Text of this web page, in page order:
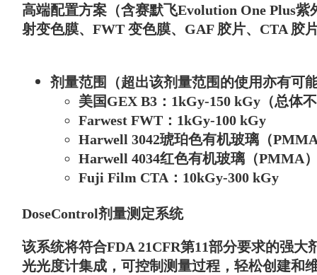
高端配置方案（含赛默飞Evolution One Plus紫
射变色膜、FWT 变色膜、GAF 胶片、CTA 胶
剂量范围
（超出该剂量范围的使用亦有可
美国GEX B3：1kGy-150 kGy（总体
Farwest FWT：1kGy-100 kGy
Harwell 3042琥珀色有机玻璃（
Harwell 4034红色有机玻璃（PMMA
Fuji Film CTA：10kGy-300 kGy
DoseControl剂量测定系统
该系统将符合FDA 21CFR第11部分要求的强大
光光度计集成，可控制测量过程，轻松创建和